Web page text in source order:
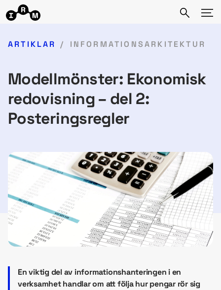
ARTIKLAR INFORMATIONSARKITEKTUR
Modellmönster: Ekonomisk
redovisning – del 2:
Posteringsregler
En viktig del av informationshanteringen i en
verksamhet handlar om att följa hur pengar rör sig